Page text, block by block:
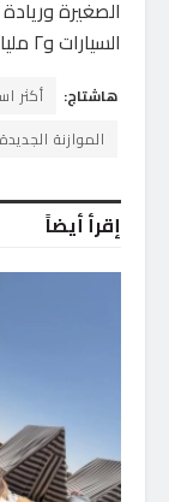
السيارات و٢ مليار جنيه لتحفيز الصناعات ذات الأولوية.
هاشتاج:
أكثر
الموازنة الجديدة
إقرأ أيضاً